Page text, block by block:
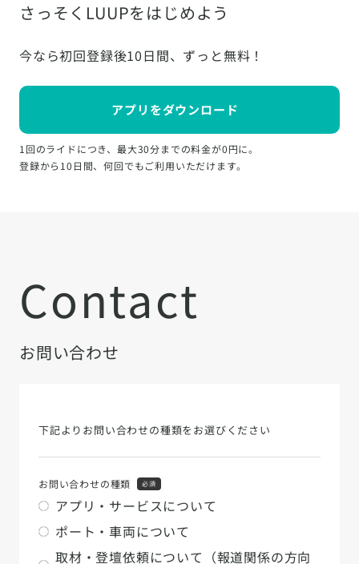
さっそくLUUPをはじめよう
今なら初回登録後10日間、ずっと無料！
アプリをダウンロード
1回のライドにつき、最大30分までの料金が0円に。
登録から10日間、何回でもご利用いただけます。
Contact
お問い合わせ
下記よりお問い合わせの種類をお選びください
お問い合わせの種類 必須
アプリ・サービスについて
ポート・車両について
取材・登壇依頼について（報道関係の方向